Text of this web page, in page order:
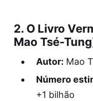
2. O Livro
Mao Tsé-
Autor: Mao
Número
+1 bilhão